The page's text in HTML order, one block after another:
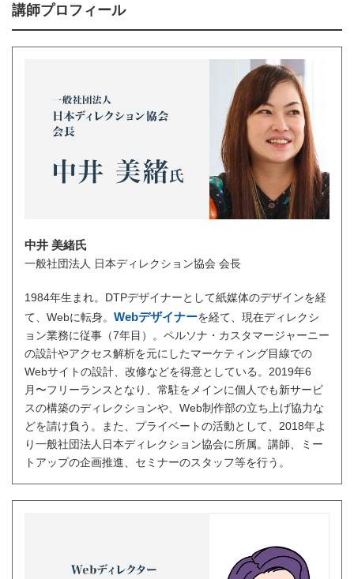
講師プロフィール
中井 美緒氏
一般社団法人 日本ディレクション協会 会長
1984年生まれ。DTPデザイナーとして紙媒体のデザインを経
て、Webに転身。 Webデザイナーを経て、現在ディレクシ
ョン業務に従事（7年目）。ペルソナ・カスタマージャーニー
の設計やアクセス解析を元にしたマーケティング目線での
Webサイトの設計、改修などを得意としている。2019年6
月〜フリーランスとなり、常駐をメインに個人でも新サービ
スの構築のディレクションや、Web制作部の立ち上げ協力な
どを請け負う。また、プライベートの活動として、2018年よ
り一般社団法人日本ディレクション協会に所属。講師、ミー
トアップの企画推進、セミナーのスタッフ等を行う。